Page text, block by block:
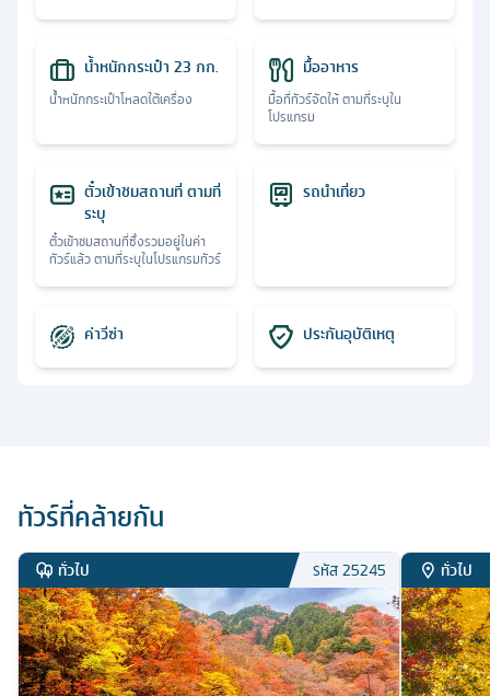
น้ำหนักกระเป๋า 23 กก.
น้ำหนักกระเป๋าโหลดใต้เครื่อง
มื้ออาหาร
มื้อที่ทัวร์จัดให้ ตามที่ระบุใน
โปรแกรม
ตั๋วเข้าชมสถานที่ ตามที่
ระบุ
ตั๋วเข้าชมสถานที่ซึ่งรวมอยู่ในค่า
ทัวร์แล้ว ตามที่ระบุในโปรแกรมทัวร์
รถนำเที่ยว
ค่าวีซ่า ประกันอุบัติเหตุ
ทัวร์ที่คล้ายกัน
ทั่วไป รหัส25245 ทั่วไป